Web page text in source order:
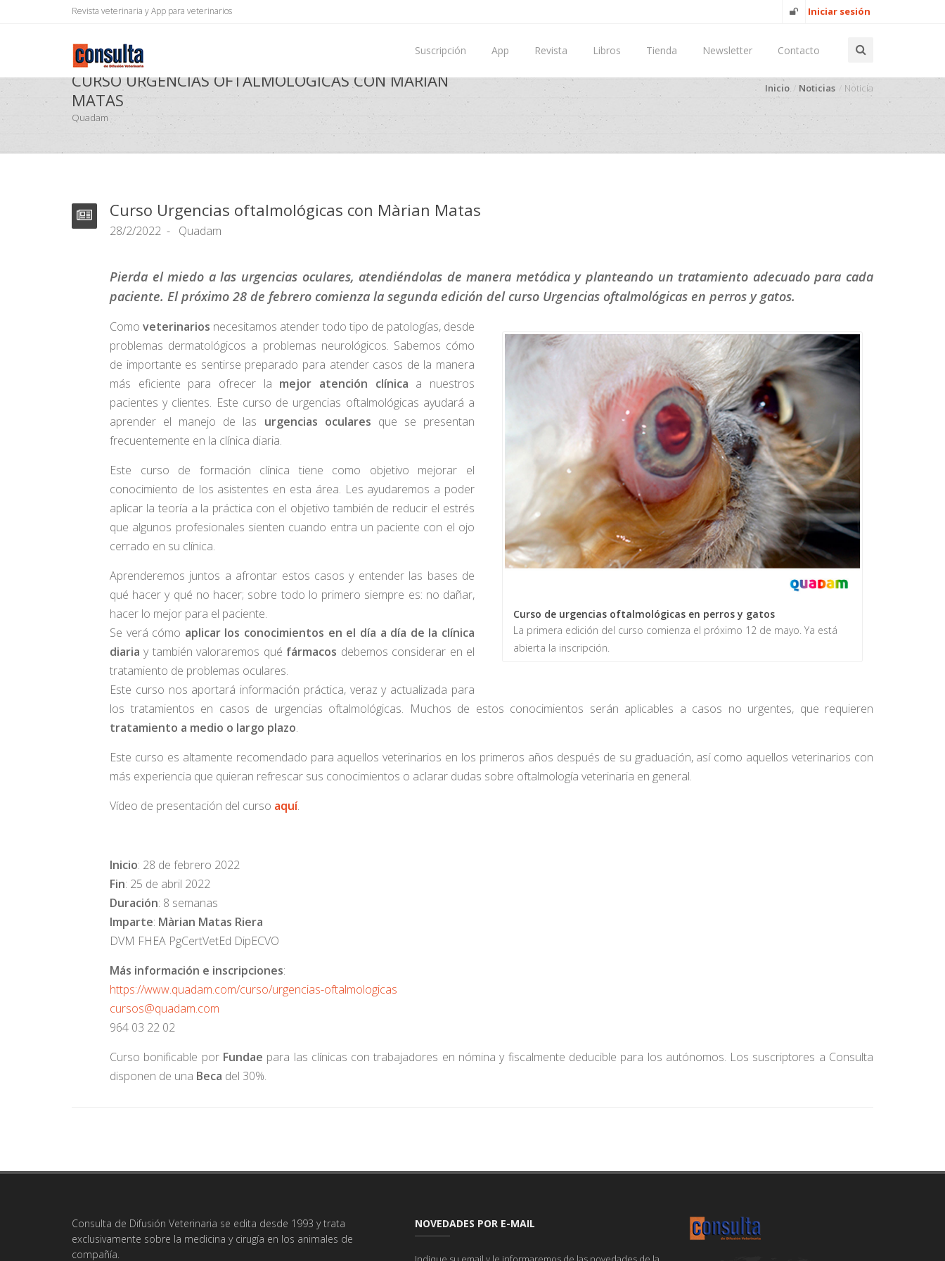
Revista veterinaria y App para veterinarios Iniciar sesión
Suscripción App Revista Libros Tienda Newsletter Contacto
CURSO URGENCIAS OFTALMOLÓGICAS CON MÀRIAN
MATAS
Quadam
Inicio Noticias Noticia
Curso Urgencias oftalmológicas con Màrian Matas
28/2/2022 Quadam
Pierda el miedo a las urgencias oculares, atendiéndolas de manera metódica y planteando un tratamiento adecuado para cada
paciente. El próximo 28 de febrero comienza la segunda edición del curso Urgencias oftalmológicas en perros y gatos.
Curso de urgencias oftalmológicas en perros y gatos
La primera edición del curso comienza el próximo 12 de mayo. Ya está
abierta la inscripción.
Comoveterinarios necesitamos atender todo tipo de patologías, desde
problemas dermatológicos a problemas neurológicos. Sabemos cómo
de importante es sentirse preparado para atender casos de la manera
más eficiente para ofrecer la mejor atención clínica a nuestros
pacientes y clientes. Este curso de urgencias oftalmológicas ayudará a
aprender el manejo de las urgencias oculares que se presentan
frecuentemente en la clínica diaria.
Este curso de formación clínica tiene como objetivo mejorar el
conocimiento de los asistentes en esta área. Les ayudaremos a poder
aplicar la teoría a la práctica con el objetivo también de reducir el estrés
que algunos profesionales sienten cuando entra un paciente con el ojo
cerrado en su clínica.
Aprenderemos juntos a afrontar estos casos y entender las bases de
qué hacer y qué no hacer; sobre todo lo primero siempre es: no dañar,
hacer lo mejor para el paciente.
Se verá cómo aplicar los conocimientos en el día a día de la clínica
diaria y también valoraremos qué fármacos debemos considerar en el
tratamiento de problemas oculares.
Este curso nos aportará información práctica, veraz y actualizada para
los tratamientos en casos de urgencias oftalmológicas. Muchos de estos conocimientos serán aplicables a casos no urgentes, que requieren
tratamiento a medio o largo plazo.
Este curso es altamente recomendado para aquellos veterinarios en los primeros años después de su graduación, así como aquellos veterinarios con
más experiencia que quieran refrescar sus conocimientos o aclarar dudas sobre oftalmología veterinaria en general.
Vídeo de presentación del curso aquí.
Inicio: 28 de febrero 2022
Fin: 25 de abril 2022
Duración: 8 semanas
Imparte: Màrian Matas Riera
DVM FHEA PgCertVetEd DipECVO
Más información e inscripciones:
https://www.quadam.com/curso/urgencias-oftalmologicas
cursos@quadam.com
964 03 22 02
Curso bonificable por Fundae para las clínicas con trabajadores en nómina y fiscalmente deducible para los autónomos. Los suscriptores a Consulta
disponen de una Beca del 30%.
Consulta de Difusión Veterinaria se edita desde 1993 y trata
exclusivamente sobre la medicina y cirugía en los animales de
compañía.
NOVEDADES POR E-MAIL